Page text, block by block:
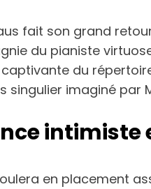
fait son grand
du pianiste
du
singulier imaginé par
intimiste
en placement